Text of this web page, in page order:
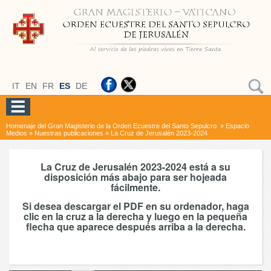
IT EN FR ES DE
Homenaje del Gran Magisterio de la Orden Ecuestre del Santo Sepulcro » Espacio
Medios » Nuestras publicaciones » La Cruz de Jerusalén 2023-2024
La Cruz de Jerusalén 2023-2024 está a su
disposición más abajo para ser hojeada
fácilmente.
Si desea descargar el PDF en su ordenador, haga
clic en la cruz a la derecha y luego en la pequeña
flecha que aparece después arriba a la derecha.